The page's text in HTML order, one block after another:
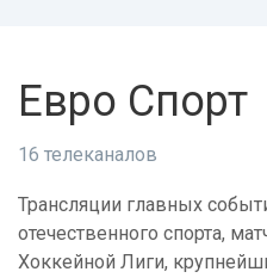
Евро Спорт
16 телеканалов
Трансляции главных
отечественного спорта,
Хоккейной Лиги,